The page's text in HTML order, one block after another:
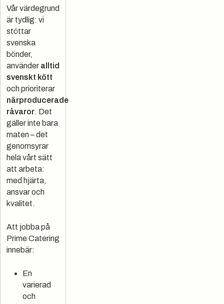
Vår värdegrund
är tydlig: vi
stöttar
svenska
bönder,
använder alltid
svenskt kött
och prioriterar
närproducerade
råvaror. Det
gäller inte bara
maten – det
genomsyrar
hela vårt sätt
att arbeta:
med hjärta,
ansvar och
kvalitet.
Att jobba på
Prime Catering
innebär:
En
varierad
och